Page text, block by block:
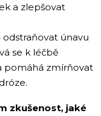
a zlepšovat
únavu
se k léčbě
pomáhá zmírňovat
zkušenost, jaké